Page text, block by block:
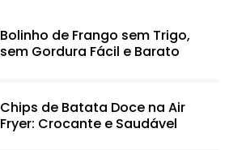
Bolinho de Frango sem Trigo,
sem Gordura Fácil e Barato
Chips de Batata Doce na Air
Fryer: Crocante e Saudável